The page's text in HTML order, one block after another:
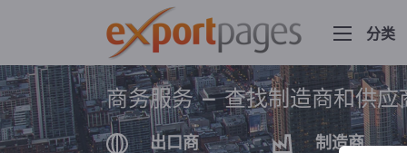
分类
商务服务 – 查找制造商和供应
出口商 制造商